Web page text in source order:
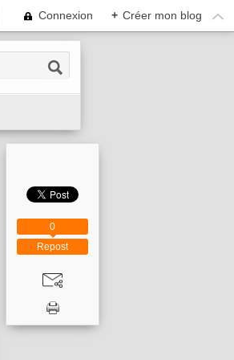
Connexion + Créer mon blog
Repost
0